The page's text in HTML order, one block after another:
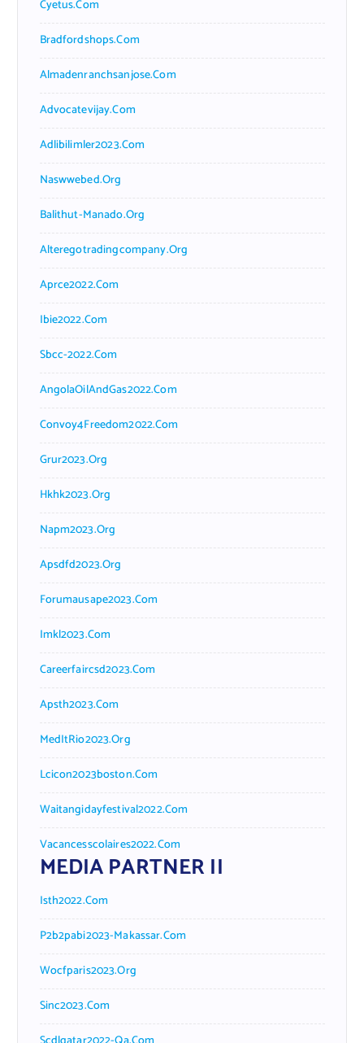
Cyetus.com
Bradfordshops.com
Almadenranchsanjose.com
Advocatevijay.com
Adlibilimler2023.com
Naswwebed.org
Balithut-Manado.org
Alteregotradingcompany.org
Aprce2022.com
Ibie2022.com
Sbcc-2022.com
AngolaOilAndGas2022.com
Convoy4Freedom2022.com
Grur2023.org
Hkhk2023.org
Napm2023.org
Apsdfd2023.org
Forumausape2023.com
Imkl2023.com
Careerfaircsd2023.com
Apsth2023.com
MedItRio2023.org
Lcicon2023boston.com
Waitangidayfestival2022.com
Vacancesscolaires2022.com
MEDIA PARTNER II
Isth2022.com
P2b2pabi2023-Makassar.com
Wocfparis2023.org
Sinc2023.com